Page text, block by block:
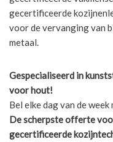
gecertificeerde
voor de vervanging van
metaal.
Gespecialiseerd in
voor hout!
Bel elke dag van de
De scherpsteofferte
gecertificeerde